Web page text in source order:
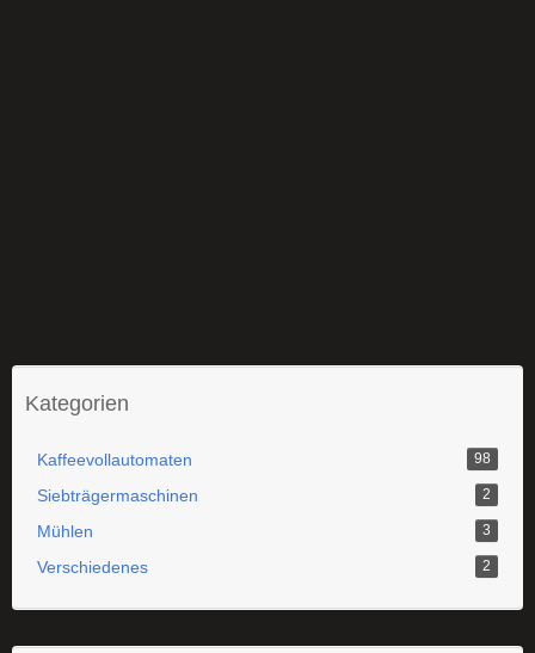
Kategorien
Kaffeevollautomaten 98
Siebträgermaschinen 2
Mühlen 3
Verschiedenes 2